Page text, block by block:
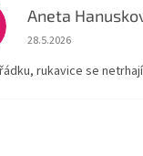
Aneta
Hodnocení obchodu
28.5.2026
rukavice se